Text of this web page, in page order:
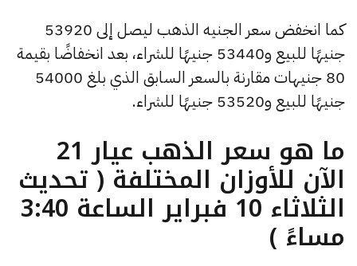
كما انخفض سعر الجنيه الذهب ليصل إلى 53920
جنيهًا للبيع و53440 جنيهًا للشراء، بعد انخفاضًا بقيمة
80 جنيهات مقارنة بالسعر السابق الذي بلغ 54000
جنيهًا للبيع و53520 جنيهًا للشراء.
ما هو سعر الذهب عيار 21
الآن للأوزان المختلفة ( تحديث
الثلاثاء 10 فبراير الساعة 3:40
مساءً )